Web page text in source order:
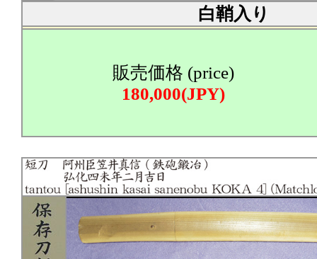
白鞘入り
販売価格 (price)
180,000(JPY)